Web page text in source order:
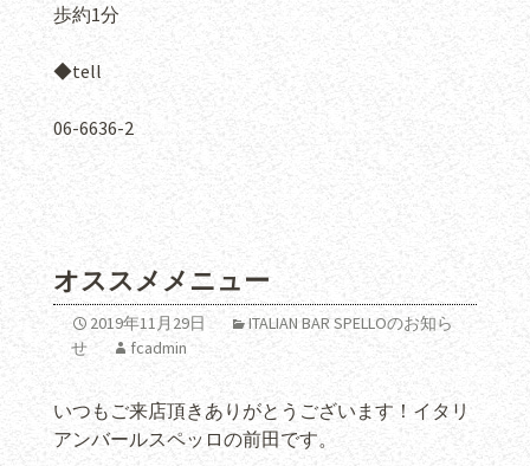
歩約1分
◆tell
06-6636-2
オススメメニュー
2019年11月29日
ITALIAN BAR SPELLOのお知ら
せ
fcadmin
いつもご来店頂きありがとうございます！イタリ
アンバールスペッロの前田です。